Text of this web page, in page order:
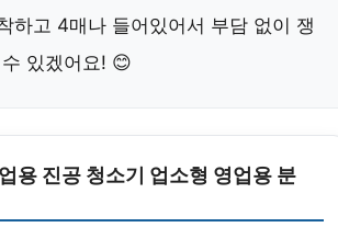
하고 4매나 들어있어서 부담 없이 쟁
있겠어요! 😊
용 진공 청소기 업소형 영업용 분